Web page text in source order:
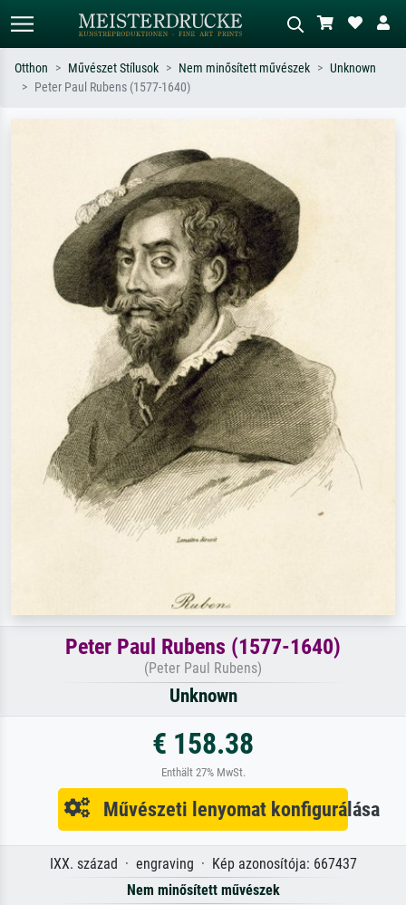
szerint – pl. Monet, Csillagos éj,
impresszionizmus, Hokusai-hullám,
akt.
Otthon Művészet Stílusok Nem minősített művészek
Unknown
Peter Paul Rubens (1577-1640)
Peter Paul Rubens (1577-1640)
(Peter Paul Rubens)
Unknown
€ 158.38
Enthält 27% MwSt.
Művészeti lenyomat konfigurálása
IXX. század · engraving · Kép azonosítója: 667437
Nem minősített művészek